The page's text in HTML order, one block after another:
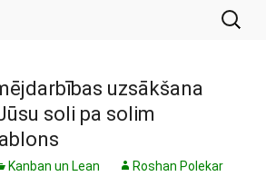
Meklēt:
uzsākšana
soli pa solim
Kanban un Lean Roshan Polekar